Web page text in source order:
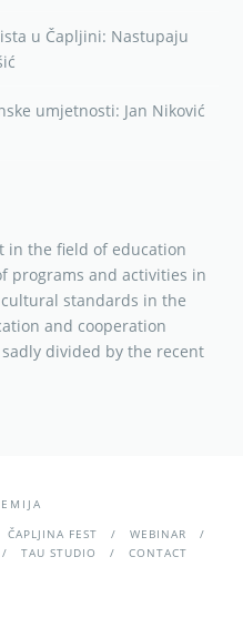
u Čapljini: Nastupaju
umjetnosti: Jan Niković
in the field of education
programs and activities in
standards in the
and cooperation
divided by the recent
ČAPLJINA FEST
WEBINAR
TAU STUDIO CONTACT